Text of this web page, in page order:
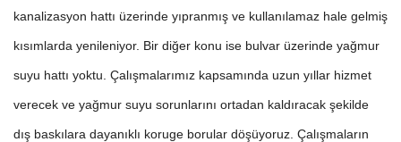
kanalizasyon hattı üzerinde yıpranmış ve kullanılamaz hale gelmiş
kısımlarda yenileniyor. Bir diğer konu ise bulvar üzerinde yağmur
suyu hattı yoktu. Çalışmalarımız kapsamında uzun yıllar hizmet
verecek ve yağmur suyu sorunlarını ortadan kaldıracak şekilde
dış baskılara dayanıklı koruge borular döşüyoruz. Çalışmaların